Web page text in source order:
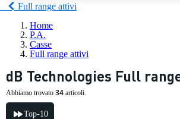
Full range attivi
Home
P.A.
Casse
Full range attivi
dB Technologies Full
Abbiamo trovato 34 articoli.
Top-10